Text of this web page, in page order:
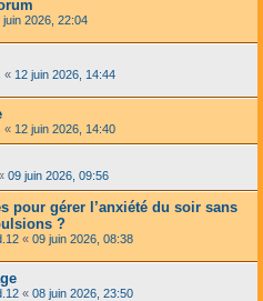
juin 2026, 22:04
« 12 juin 2026, 14:44
« 12 juin 2026, 14:40
09 juin 2026, 09:56
pour gérer l’anxiété du soir sans
?
« 09 juin 2026, 08:38
« 08 juin 2026, 23:50